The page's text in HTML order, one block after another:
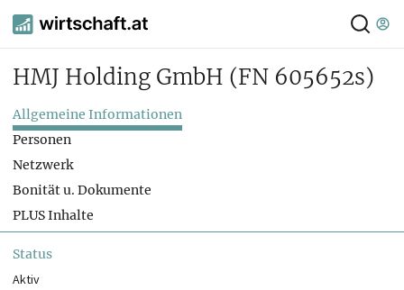
HMJ Holding GmbH (FN 605652s)
Allgemeine Informationen
Personen
Netzwerk
Bonität u. Dokumente
PLUS Inhalte
Status
Aktiv